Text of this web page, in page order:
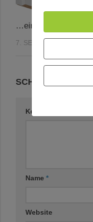
…einmal mit Profis…
7. SEPTEMBER 2021
SCHREIBE
Kommentar
Name *
Website